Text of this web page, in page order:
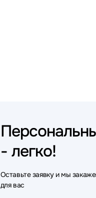
- легко!
Оставьте заявку и мы
для вас